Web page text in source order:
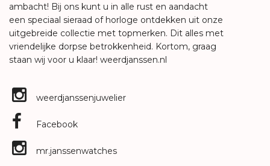
ambacht! Bij ons kunt u in alle rust en aandacht
een speciaal sieraad of horloge ontdekken uit onze
uitgebreide collectie met topmerken. Dit alles met
vriendelijke dorpse betrokkenheid. Kortom, graag
staan wij voor u klaar! weerdjanssen.nl
weerdjanssenjuwelier
Facebook
mr.janssenwatches